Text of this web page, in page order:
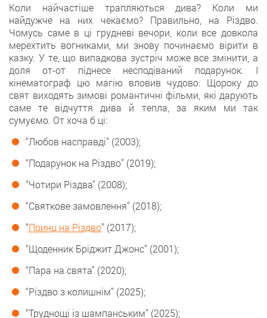
Коли найчастіше трапляються дива? Коли ми
найдужче на них чекаємо? Правильно, на Різдво.
Чомусь саме в ці грудневі вечори, коли все довкола
мерехтить вогниками, ми знову починаємо вірити в
казку. У те, що випадкова зустріч може все змінити, а
доля от-от піднесе несподіваний подарунок. І
кінематограф цю магію вловив чудово. Щороку до
свят виходять зимові романтичні фільми, які дарують
саме те відчуття дива й тепла, за яким ми так
сумуємо. От хоча б ці:
“Любов насправді” (2003);
“Подарунок на Різдво” (2019);
“Чотири Різдва” (2008);
“Святкове замовлення” (2018);
“Принц на Різдво” (2017);
“Щоденник Бріджит Джонс” (2001);
“Пара на свята” (2020);
“Різдво з колишнім” (2025);
“Труднощі із шампанським” (2025);